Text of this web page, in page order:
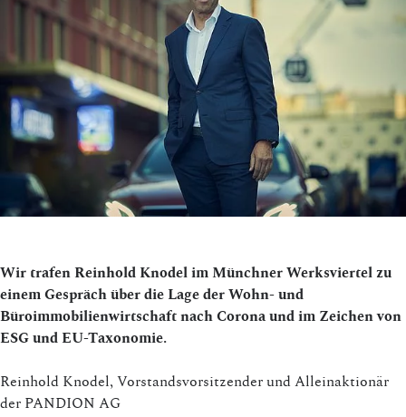
Wir trafen Reinhold Knodel im Münchner Werksviertel zu
einem Gespräch über die Lage der Wohn- und
Büroimmobilienwirtschaft nach Corona und im Zeichen von
ESG und EU-Taxonomie.
Reinhold Knodel, Vorstandsvorsitzender und Alleinaktionär
der PANDION AG